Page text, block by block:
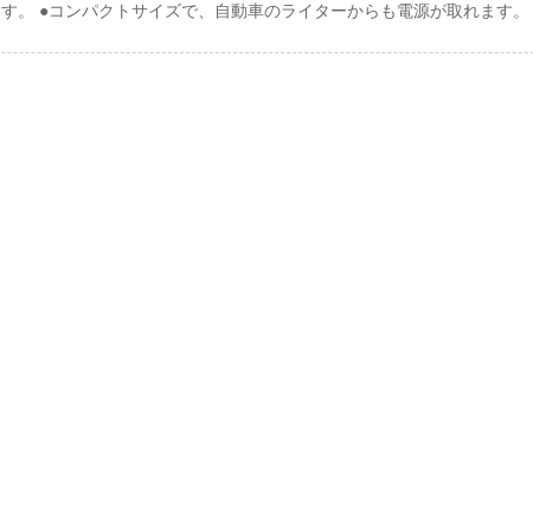
す。 ●コンパクトサイズで、自動車のライターからも電源が取れます。